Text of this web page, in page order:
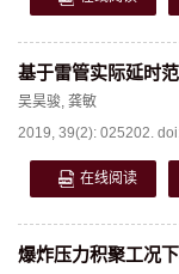
基于雷管实际延时
吴昊骏, 龚敏
2019, 39(2): 025202.
在线阅读
爆炸压力积聚工况